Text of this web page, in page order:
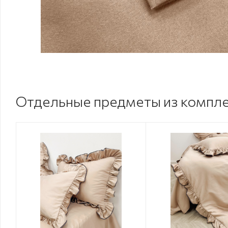
Отдельные предметы из